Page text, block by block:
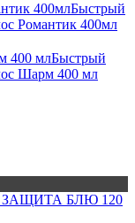
Быстрый
Романтик 400мл
Быстрый
Шарм 400 мл